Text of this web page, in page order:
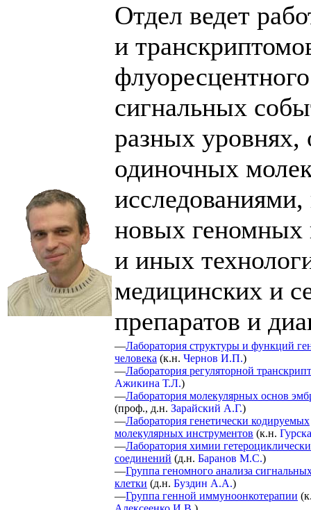
Отдел ведет
и
сигнальных
разных уровнях,
одиночных
новых геномных
и иных
медицинских и
препаратов и
—Лаборатория структуры и функций
человека (к.н. Чернов И.П.)
—Лаборатория регуляторной
Ажикина Т.Л.)
—Лаборатория молекулярных основ
(проф., д.н. Зарайский А.Г.)
—Лаборатория генетически кодируемых
молекулярных инструментов (к.н.
—Лаборатория химии
соединений (д.н. Баранов М.С.)
—Группа геномного анализа
клетки (д.н. Буздин А.А.)
—Группа генной иммуноонкотерапии (